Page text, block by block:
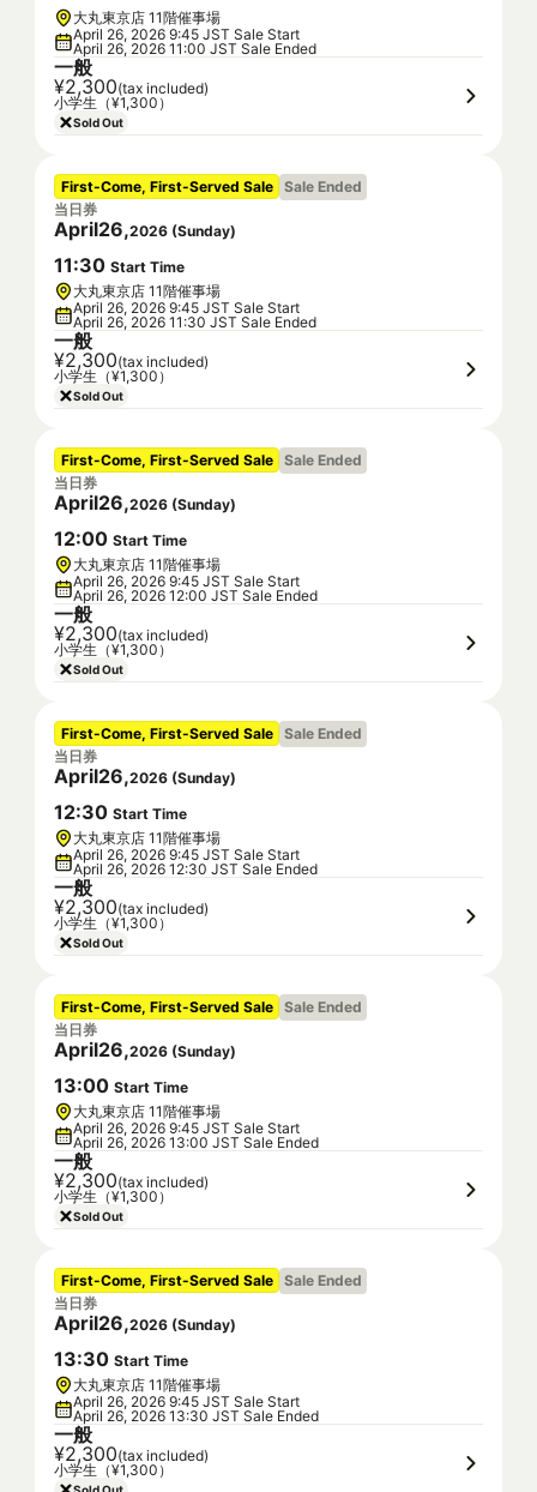
大丸東京店 11階催事場
April 26, 2026 9:45 JST Sale Start
April 26, 2026 11:00 JST Sale Ended
一般
¥2,300(tax included)
小学生（¥1,300）
Sold Out
First-Come, First-Served Sale Sale Ended
当日券
April26,2026 (Sunday)
11:30 Start Time
大丸東京店 11階催事場
April 26, 2026 9:45 JST Sale Start
April 26, 2026 11:30 JST Sale Ended
一般
¥2,300(tax included)
小学生（¥1,300）
Sold Out
First-Come, First-Served Sale Sale Ended
当日券
April26,2026 (Sunday)
12:00 Start Time
大丸東京店 11階催事場
April 26, 2026 9:45 JST Sale Start
April 26, 2026 12:00 JST Sale Ended
一般
¥2,300(tax included)
小学生（¥1,300）
Sold Out
First-Come, First-Served Sale Sale Ended
当日券
April26,2026 (Sunday)
12:30 Start Time
大丸東京店 11階催事場
April 26, 2026 9:45 JST Sale Start
April 26, 2026 12:30 JST Sale Ended
一般
¥2,300(tax included)
小学生（¥1,300）
Sold Out
First-Come, First-Served Sale Sale Ended
当日券
April26,2026 (Sunday)
13:00 Start Time
大丸東京店 11階催事場
April 26, 2026 9:45 JST Sale Start
April 26, 2026 13:00 JST Sale Ended
一般
¥2,300(tax included)
小学生（¥1,300）
Sold Out
First-Come, First-Served Sale Sale Ended
当日券
April26,2026 (Sunday)
13:30 Start Time
大丸東京店 11階催事場
April 26, 2026 9:45 JST Sale Start
April 26, 2026 13:30 JST Sale Ended
一般
¥2,300(tax included)
小学生（¥1,300）